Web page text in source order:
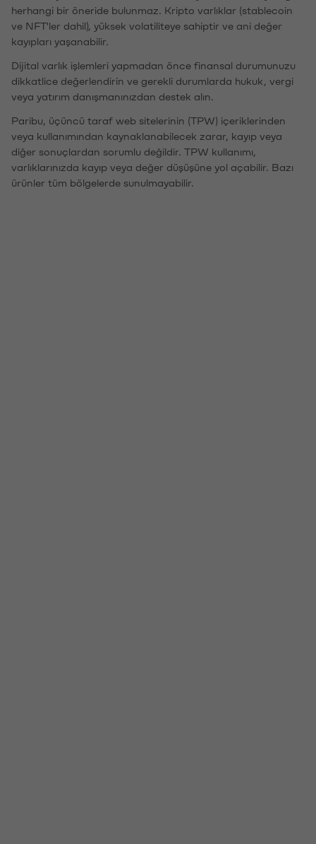
herhangi bir öneride bulunmaz. Kripto varlıklar (stablecoin
ve NFT'ler dahil), yüksek volatiliteye sahiptir ve ani değer
kayıpları yaşanabilir.
Dijital varlık işlemleri yapmadan önce finansal durumunuzu
dikkatlice değerlendirin ve gerekli durumlarda hukuk, vergi
veya yatırım danışmanınızdan destek alın.
Paribu, üçüncü taraf web sitelerinin (TPW) içeriklerinden
veya kullanımından kaynaklanabilecek zarar, kayıp veya
diğer sonuçlardan sorumlu değildir. TPW kullanımı,
varlıklarınızda kayıp veya değer düşüşüne yol açabilir. Bazı
ürünler tüm bölgelerde sunulmayabilir.